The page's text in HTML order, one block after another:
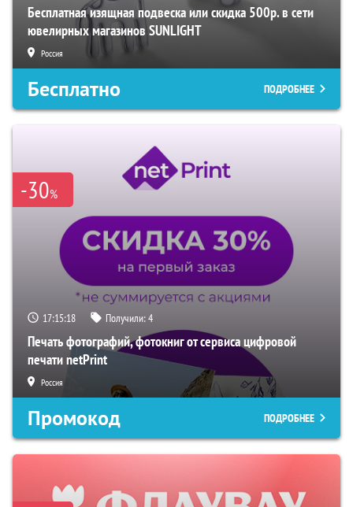
Бесплатная изящная подвеска или скидка 500р. в сети
ювелирных магазинов SUNLIGHT
Россия
Бесплатно ПОДРОБНЕЕ
-30%
17:15:18 Получили:4
Печать фотографий, фотокниг от сервиса цифровой
печати netPrint
Россия
Промокод ПОДРОБНЕЕ